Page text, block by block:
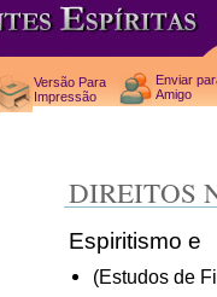
Versão Para
Impressão
Enviar
Amigo
DIREITOS
Espiritismo e
(Estudos de